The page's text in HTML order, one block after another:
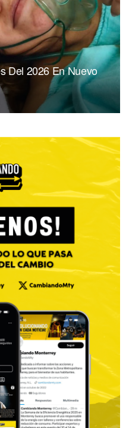
Del 2026 En Nuevo